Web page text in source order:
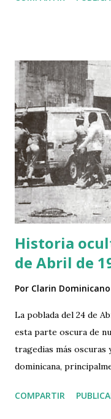
finca de Rancho
homicidio, pero que
donde ocurrió el
trágica noticia del
Soto junto a dos de
Manuel de la
de mi tío denuncian
ultimaron, no tengo
hacia el sitio para
Policía Nacional
Historia
de Abril de
Por Clarin Dominicano
La poblada del 24 de
esta parte oscura de
tragedias más
dominicana,
recordarlo, para que
COMPARTIR